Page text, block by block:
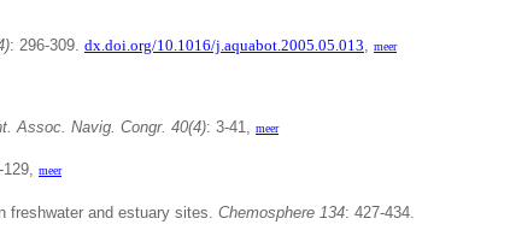
: 296-309. dx.doi.org/10.1016/j.aquabot.2005.05.013, meer
Assoc. Navig. Congr. 40(4): 3-41, meer
129, meer
freshwater and estuary sites. Chemosphere 134: 427-434.